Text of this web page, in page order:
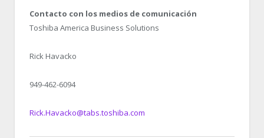
Contacto con los medios de comunicación
Toshiba America Business Solutions
Rick Havacko
949-462-6094
Rick.Havacko@tabs.toshiba.com